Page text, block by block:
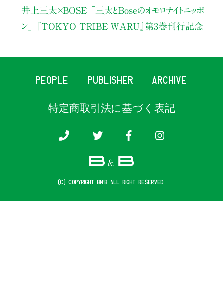
井上三太×BOSE
「三太とBoseのオモロナイトニッポ
ン」
『TOKYO TRIBE WARU』第3巻刊行記念
PEOPLE PUBLISHER ARCHIVE
特定商取引法に基づく表記
(c) COPYRIGHT B&B ALL RIGHT RESERVED.